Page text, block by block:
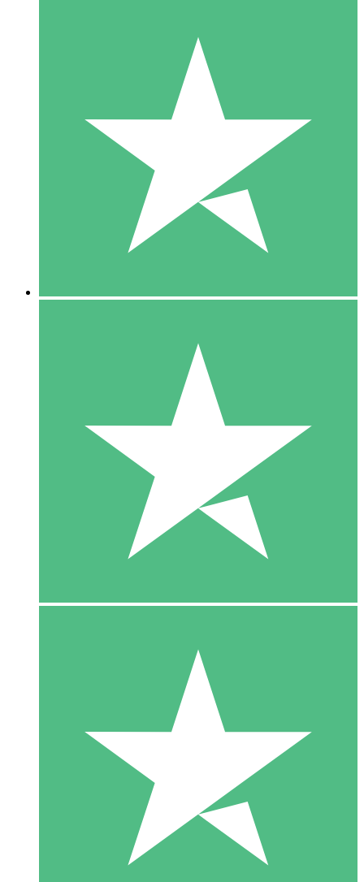
Packs de Crédits Individuels
Payez à l'utilisation avec des crédits de téléchargement. Sans
1 Téléchargement
10 00
10 Téléchargements
20 00